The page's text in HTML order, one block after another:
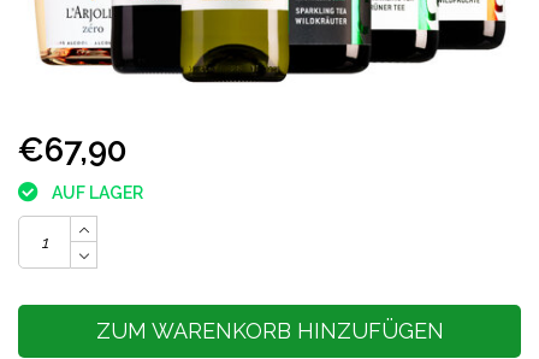
€67,90
AUF LAGER
ZUM WARENKORB HINZUFÜGEN